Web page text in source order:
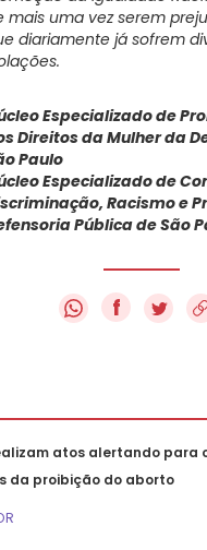
mais uma vez serem
diariamente já sofrem
Especializado de
Direitos da Mulher da
Paulo
Especializado de
Racismo e
Pública de São
f
atos alertando para
da proibição do aborto